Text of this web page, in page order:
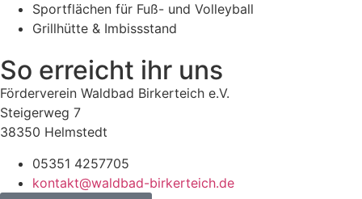
Sportflächen für Fuß- und Volleyball
Grillhütte & Imbissstand
So erreicht ihr uns
Förderverein Waldbad Birkerteich e.V.
Steigerweg 7
38350 Helmstedt
05351 4257705
kontakt@waldbad-birkerteich.de